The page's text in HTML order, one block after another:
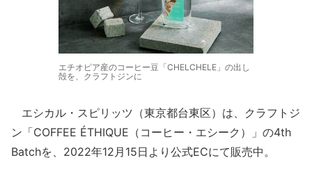
エチオピア産のコーヒー豆「CHELCHELE」の出し
殻を、クラフトジンに
エシカル・スピリッツ（東京都台東区）は、クラフトジ
ン「COFFEE ÉTHIQUE（コーヒー・エシーク）」の4th
Batchを、2022年12月15日より公式ECにて販売中。